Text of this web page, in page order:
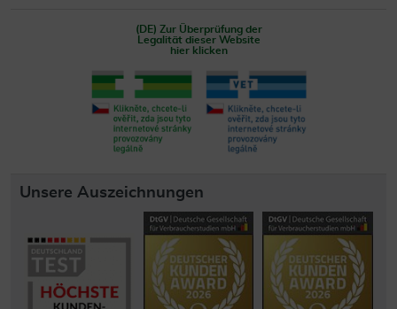
(DE) Zur Überprüfung der
Legalität dieser Website
hier klicken
Unsere Auszeichnungen